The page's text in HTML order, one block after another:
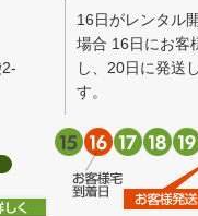
16日がレンタル
場合 16日にお客
し、20日に発送
す。